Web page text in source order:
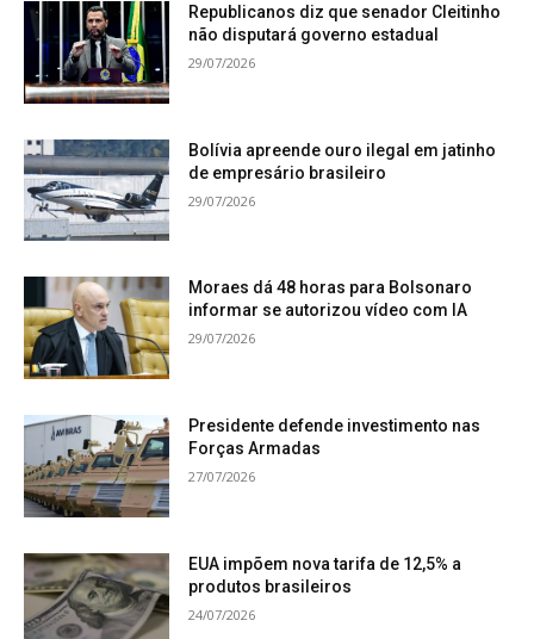
Republicanos diz que senador Cleitinho
não disputará governo estadual
29/07/2026
Bolívia apreende ouro ilegal em jatinho
de empresário brasileiro
29/07/2026
Moraes dá 48 horas para Bolsonaro
informar se autorizou vídeo com IA
29/07/2026
Presidente defende investimento nas
Forças Armadas
27/07/2026
EUA impõem nova tarifa de 12,5% a
produtos brasileiros
24/07/2026